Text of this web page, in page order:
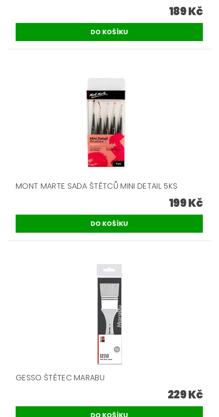
189 Kč
MONT MARTE SADA ŠTĚTCŮ MINI DETAIL 5KS
199 Kč
GESSO ŠTĚTEC MARABU
229 Kč